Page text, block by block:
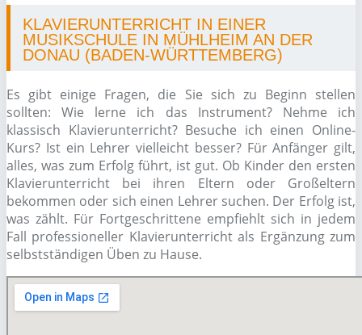
KLAVIERUNTERRICHT IN EINER
MUSIKSCHULE IN MÜHLHEIM AN DER
DONAU (BADEN-WÜRTTEMBERG)
Es gibt einige Fragen, die Sie sich zu Beginn stellen
sollten: Wie lerne ich das Instrument? Nehme ich
klassisch Klavierunterricht? Besuche ich einen Online-
Kurs? Ist ein Lehrer vielleicht besser? Für Anfänger gilt,
alles, was zum Erfolg führt, ist gut. Ob Kinder den ersten
Klavierunterricht bei ihren Eltern oder Großeltern
bekommen oder sich einen Lehrer suchen. Der Erfolg ist,
was zählt. Für Fortgeschrittene empfiehlt sich in jedem
Fall professioneller Klavierunterricht als Ergänzung zum
selbstständigen Üben zu Hause.